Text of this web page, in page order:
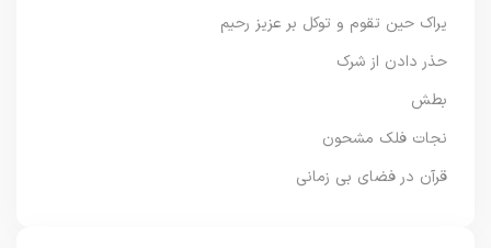
یراک حین تقوم و توکل بر عزیز رحیم
حذر دادن از شرک
بطش
نجات فلک مشحون
قرآن در فضای بی زمانی